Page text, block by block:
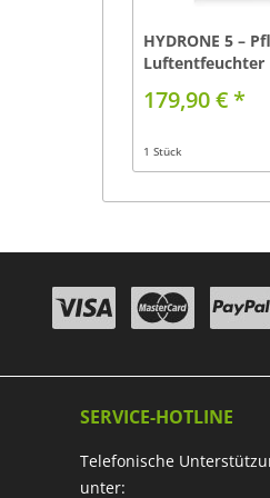
HYDRONE 5 –
Luftentfeuchter
179,90 € *
1 Stück
SERVICE-HOTLINE
Telefonische
unter: